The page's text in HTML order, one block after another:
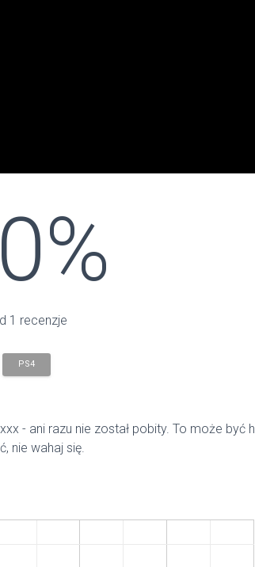
1 recenzje
PS4
- ani razu nie został pobity. To może być
nie wahaj się.